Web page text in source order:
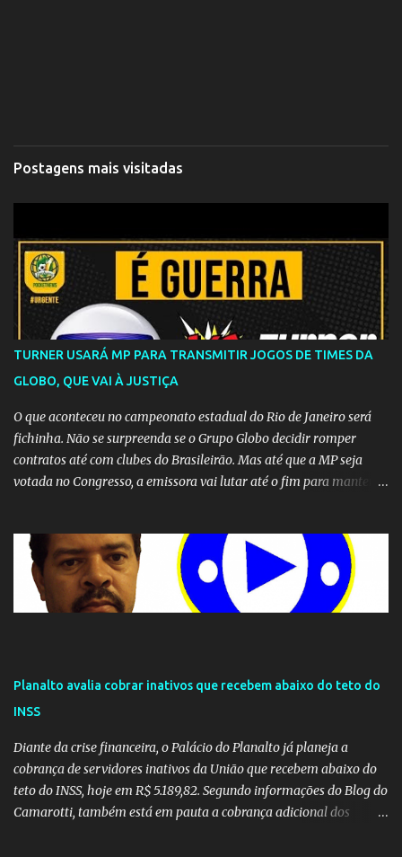
Postagens mais visitadas
TURNER USARÁ MP PARA TRANSMITIR JOGOS DE TIMES DA
GLOBO, QUE VAI À JUSTIÇA
O que aconteceu no campeonato estadual do Rio de Janeiro será
fichinha. Não se surpreenda se o Grupo Globo decidir romper
contratos até com clubes do Brasileirão. Mas até que a MP seja
votada no Congresso, a emissora vai lutar até o fim para manter o
Planalto avalia cobrar inativos que recebem abaixo do teto do
INSS
Diante da crise financeira, o Palácio do Planalto já planeja a
cobrança de servidores inativos da União que recebem abaixo do
teto do INSS, hoje em R$ 5.189,82. Segundo informações do Blog do
Camarotti, também está em pauta a cobrança adicional dos